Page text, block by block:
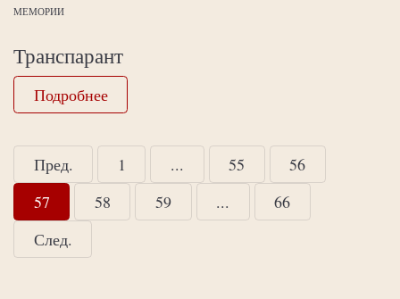
МЕМОРИИ
Транспарант
Подробнее
Пред. 1 ... 55
56
57
58 59 ...
66
След.